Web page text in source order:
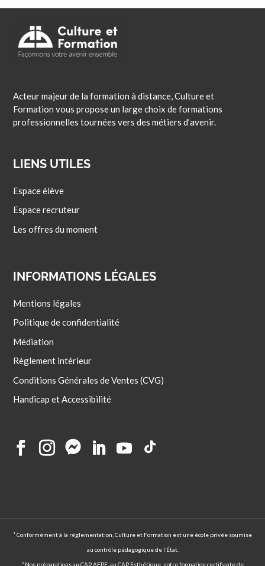
Acteur majeur de la formation à distance, Culture et
Formation vous propose un large choix de formations
professionnelles tournées vers des métiers d’avenir.
LIENS UTILES
Espace élève
Espace recruteur
Les offres du moment
INFORMATIONS LÉGALES
Mentions légales
Politique de confidentialité
Médiation
Règlement intérieur
Conditions Générales de Ventes (CVG)
Handicap et Accessibilité
¹ Conformément à la réglementation, Culture et Formation est une école privée soumise
au contrôle pédagogique de l’État.
² Nos préparations au CAP AEPE, au CAP Esthétique, notre formation certifiante de